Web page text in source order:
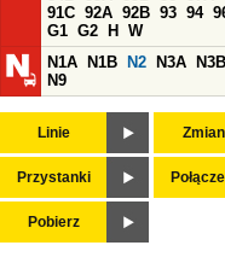
91C 92A 92B 93 94
G1 G2 H
W
N1A
N1B N2 N3A N3B
N9
Linie
Przystanki
Pobierz